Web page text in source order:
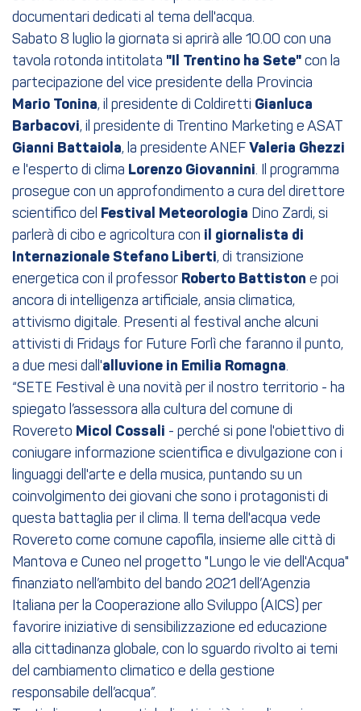
documentari dedicati al tema dell'acqua.
Sabato 8 luglio la giornata si aprirà alle 10.00 con una
tavola rotonda intitolata "Il Trentino ha Sete" con la
partecipazione del vice presidente della Provincia
Mario Tonina, il presidente di Coldiretti Gianluca
Barbacovi, il presidente di Trentino Marketing e ASAT
Gianni Battaiola, la presidente ANEF Valeria Ghezzi
e l'esperto di clima Lorenzo Giovannini. Il programma
prosegue con un approfondimento a cura del direttore
scientifico del Festival Meteorologia Dino Zardi, si
parlerà di cibo e agricoltura con il giornalista di
Internazionale Stefano Liberti, di transizione
energetica con il professor Roberto Battiston e poi
ancora di intelligenza artificiale, ansia climatica,
attivismo digitale. Presenti al festival anche alcuni
attivisti di Fridays for Future Forlì che faranno il punto,
a due mesi dall'alluvione in Emilia Romagna.
“SETE Festival è una novità per il nostro territorio - ha
spiegato l’assessora alla cultura del comune di
Rovereto Micol Cossali - perché si pone l'obiettivo di
coniugare informazione scientifica e divulgazione con i
linguaggi dell'arte e della musica, puntando su un
coinvolgimento dei giovani che sono i protagonisti di
questa battaglia per il clima. ll tema dell'acqua vede
Rovereto come comune capofila, insieme alle città di
Mantova e Cuneo nel progetto "Lungo le vie dell'Acqua"
finanziato nell’ambito del bando 2021 dell’Agenzia
Italiana per la Cooperazione allo Sviluppo (AICS) per
favorire iniziative di sensibilizzazione ed educazione
alla cittadinanza globale, con lo sguardo rivolto ai temi
del cambiamento climatico e della gestione
responsabile dell’acqua”.